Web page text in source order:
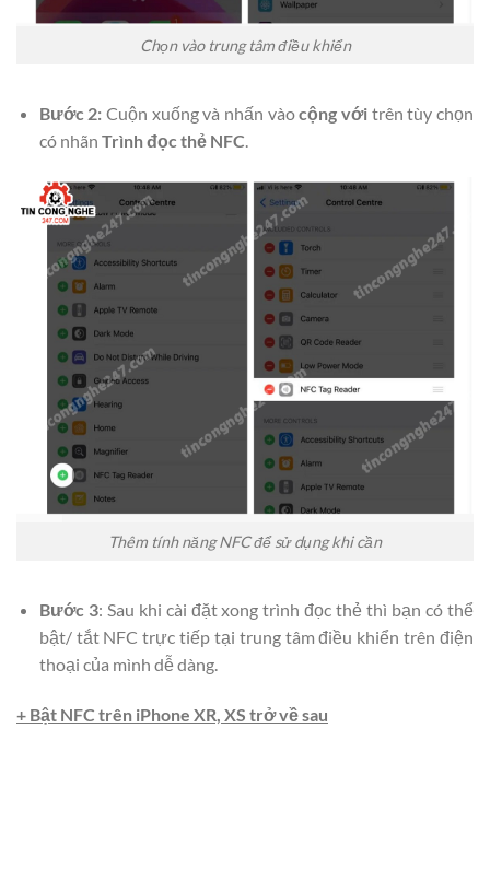
Chọn vào trung tâm điều khiển
Bước 2: Cuộn xuống và nhấn vàocộng với trên tùy chọn
có nhãn Trình đọc thẻ NFC
Thêm tính năng NFC để sử dụng khi cần
Bước 3: Sau khi cài đặt xong trình đọc thẻ thì bạn có thể
bật/ tắt NFC trực tiếp tại trung tâm điều khiển trên điện
thoại của mình dễ dàng.
+ Bật NFC trên iPhone XR, XS trở về sau